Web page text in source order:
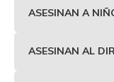
ASESINAN A
ASESINAN AL